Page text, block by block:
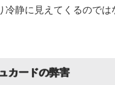
冷静に見えてくるのでは
カードの弊害